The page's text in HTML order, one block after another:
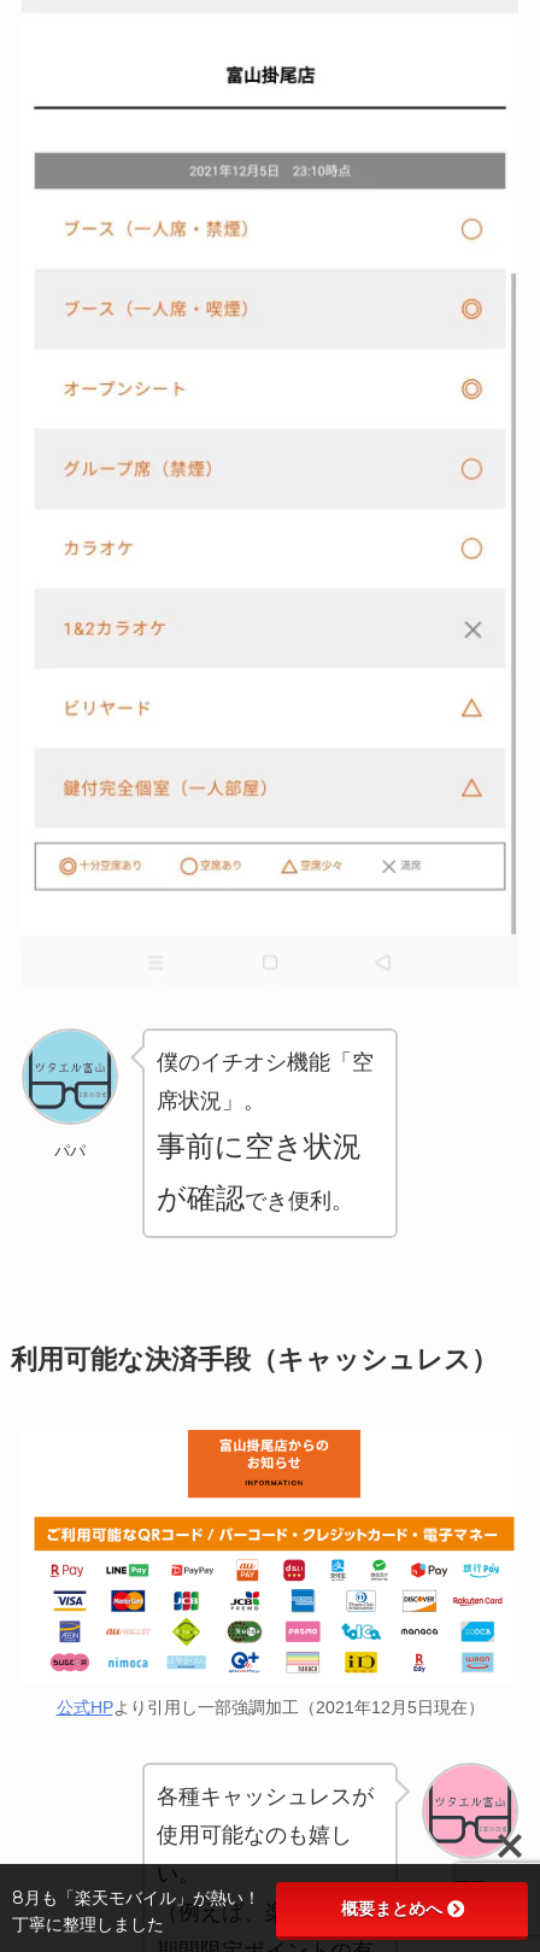
パパ
僕のイチオシ機能「空
席状況」 。
事前に空き状況
が確認でき便利。
利用可能な決済手段（キャッシュレス）
公式HPより引用し一部強調加工（2021年12月5日現在）
ママ
各種キャッシュレスが
使用可能なのも嬉し
い。
（例えば、楽天Payで
8月も「楽天モバイル」が熱い！
丁寧に整理しました
概要まとめへ